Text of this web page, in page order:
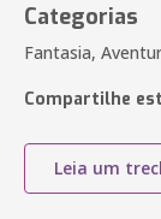
Categorias
Fantasia,
Compartilhe
Leia um